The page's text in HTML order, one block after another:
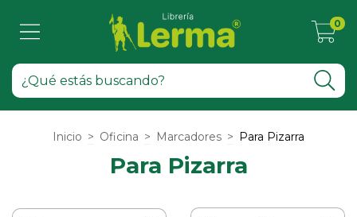
0
Inicio > Oficina > Marcadores > Para Pizarra
Para Pizarra